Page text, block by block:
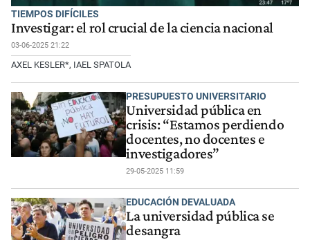
TIEMPOS DIFÍCILES
Investigar: el rol crucial de la ciencia nacional
03-06-2025 21:22
AXEL KESLER*, IAEL SPATOLA
PRESUPUESTO UNIVERSITARIO
Universidad pública en
crisis: “Estamos perdiendo
docentes, no docentes e
investigadores”
29-05-2025 11:59
EDUCACIÓN DEVALUADA
La universidad pública se
desangra